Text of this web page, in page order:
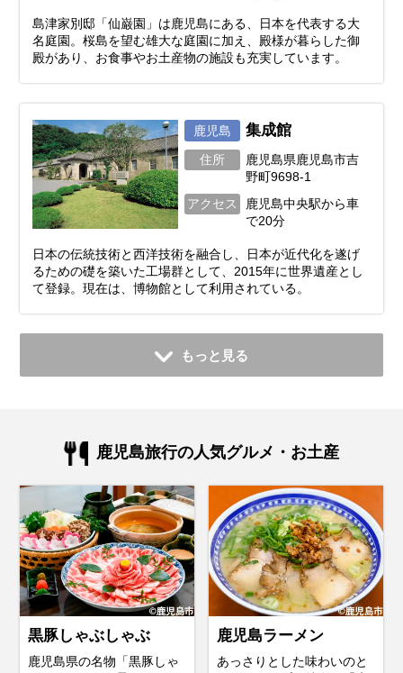
島津家別邸「仙巌園」は鹿児島にある、日本を代表する大
名庭園。桜島を望む雄大な庭園に加え、殿様が暮らした御
殿があり、お食事やお土産物の施設も充実しています。
鹿児島 集成館
住所
鹿児島県鹿児島市吉
野町9698-1
アクセス
鹿児島中央駅から車
で20分
日本の伝統技術と西洋技術を融合し、日本が近代化を遂げ
るための礎を築いた工場群として、2015年に世界遺産とし
て登録。現在は、博物館として利用されている。
もっと見る
鹿児島旅行の人気グルメ・お土産
黒豚しゃぶしゃぶ
鹿児島県の名物「黒豚しゃ
鹿児島ラーメン
あっさりとした味わいのと